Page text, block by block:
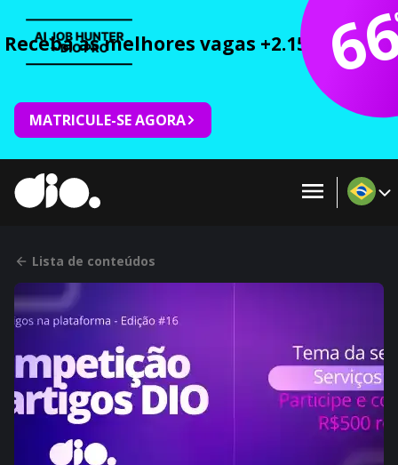
Receba as melhores vagas +2.150 cursos
MATRICULE-SE AGORA
Lista de conteúdos